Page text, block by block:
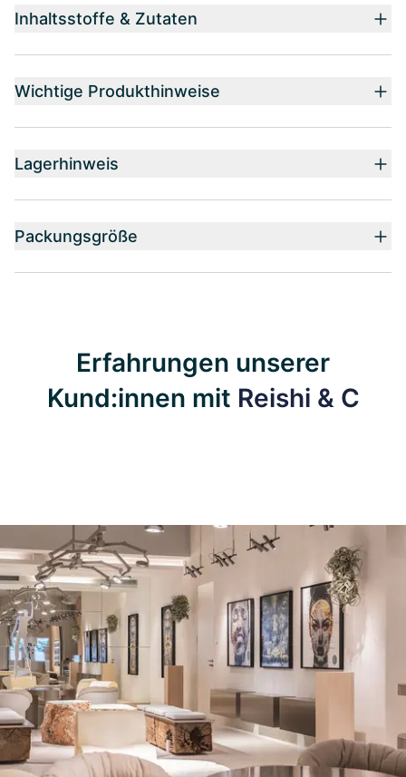
Inhaltsstoffe & Zutaten
Wichtige Produkthinweise
Lagerhinweis
Packungsgröße
Erfahrungen unserer
Kund:innen mit Reishi & C